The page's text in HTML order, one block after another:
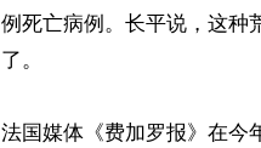
例死亡病例。长平说，这种
了。
法国媒体《费加罗报》在今